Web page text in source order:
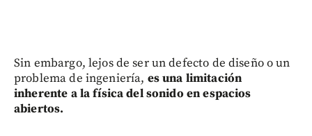
Sin embargo, lejos de ser un defecto de diseño o un
problema de ingeniería, es una limitación
inherente a la física del sonido en espacios
abiertos.